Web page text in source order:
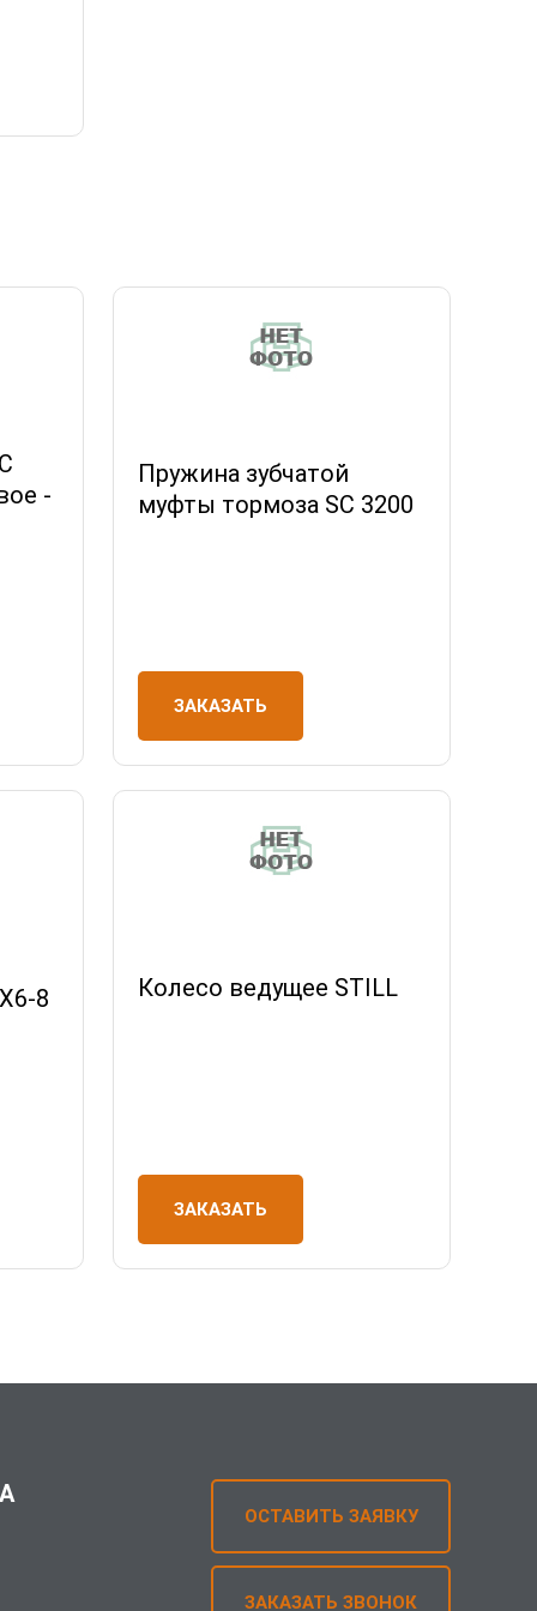
-
Пружина зубчатой
муфты тормоза SC 3200
ЗАКАЗАТЬ
8 Колесо ведущее STILL
ЗАКАЗАТЬ
ОСТАВИТЬ ЗАЯВКУ
ЗАКАЗАТЬ ЗВОНОК